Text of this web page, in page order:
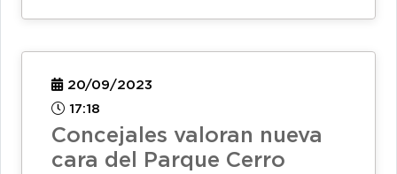
20/09/2023
17:18
Concejales valoran nueva
cara del Parque Cerro